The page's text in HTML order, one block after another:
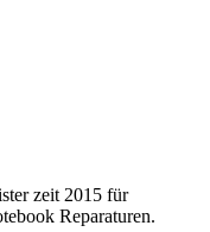
zeit 2015 für
Reparaturen.